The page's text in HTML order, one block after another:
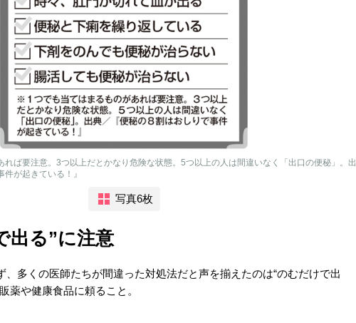
ば要注意。3つ以上だとかなり危険な状態。5つ以上の人は間違いなく「出口の便秘」。出
が起きている！』
写真6枚
出る”に注意
、多くの医師たちが間違った対処法だと声を揃えたのは“のむだけで出
薬や健康食品に頼ること。